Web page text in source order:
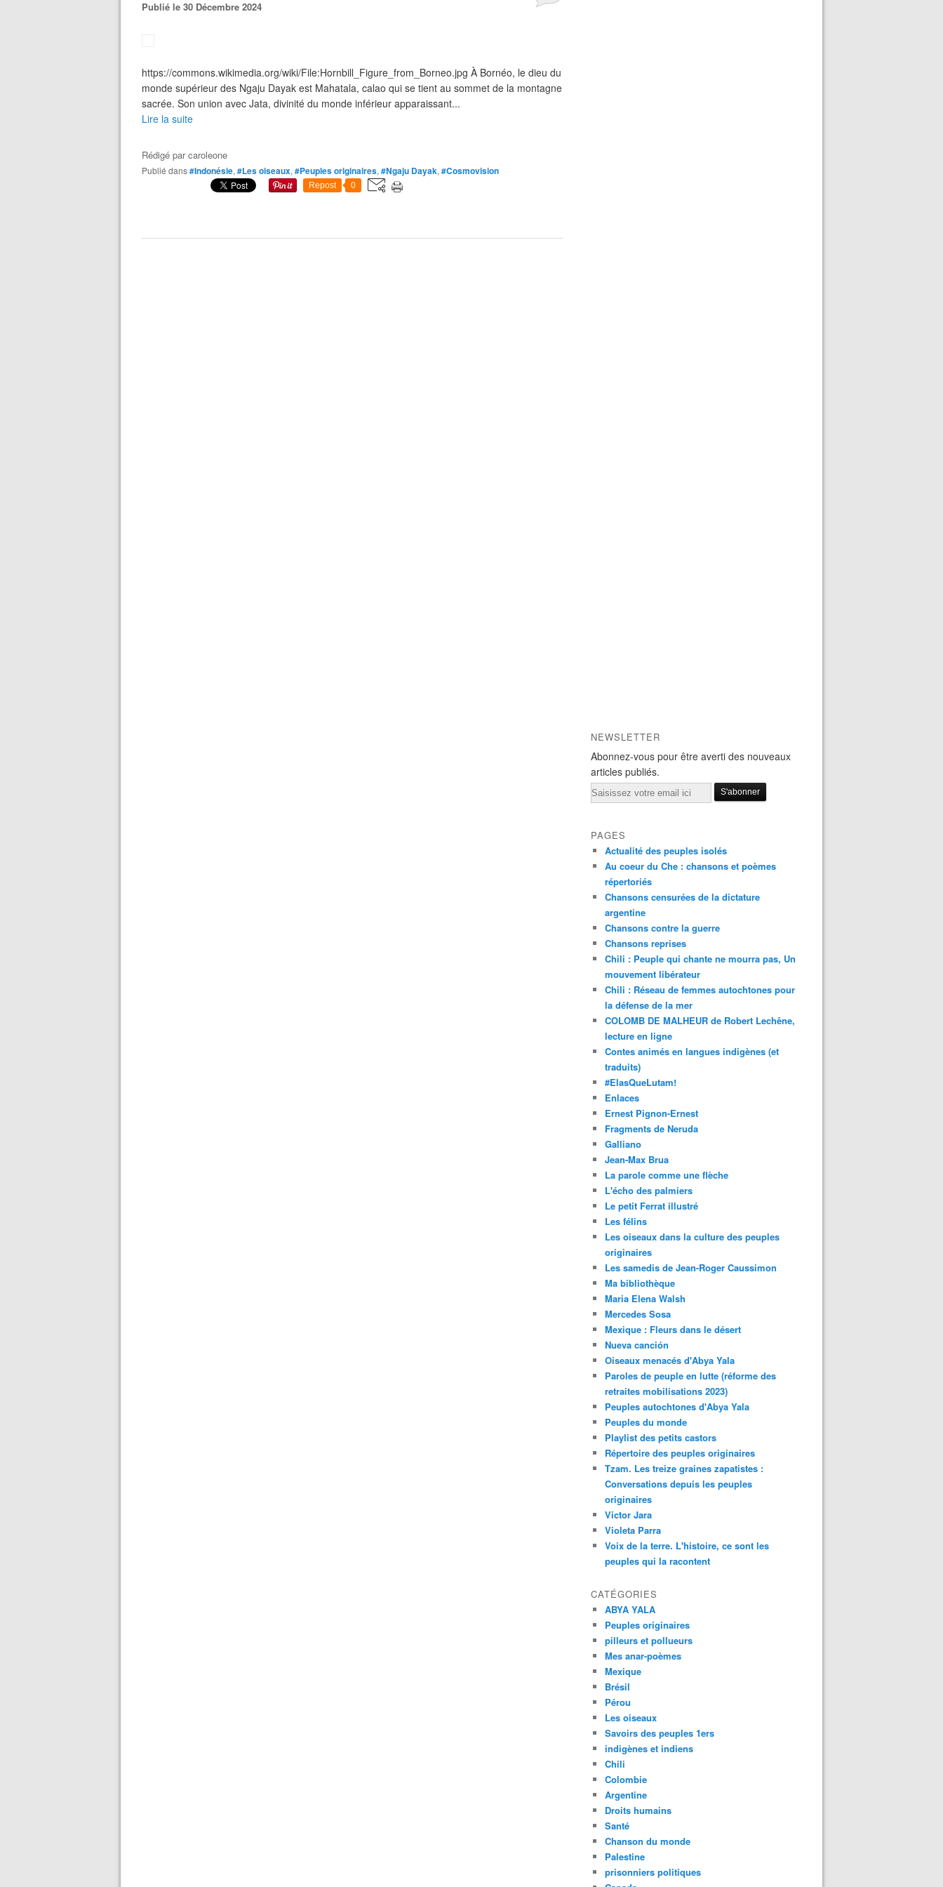
Publié le 30 Décembre 2024
https://commons.wikimedia.org/wiki/File:Hornbill_Figure_from_Borneo.jpg À Bornéo, le dieu du
monde supérieur des Ngaju Dayak est Mahatala, calao qui se tient au sommet de la montagne
sacrée. Son union avec Jata, divinité du monde inférieur apparaissant...
Lire la suite
Rédigé parcaroleone
Publié dans#Indonésie, #Les oiseaux, #Peuples originaires, #Ngaju Dayak, #Cosmovision
Repost 0
NEWSLETTER
Abonnez-vous pour être averti des nouveaux
articles publiés.
Email
PAGES
Actualité des peuples isolés
Au coeur du Che : chansons et poèmes
répertoriés
Chansons censurées de la dictature
argentine
Chansons contre la guerre
Chansons reprises
Chili : Peuple qui chante ne mourra pas, Un
mouvement libérateur
Chili : Réseau de femmes autochtones pour
la défense de la mer
COLOMB DE MALHEUR de Robert Lechêne,
lecture en ligne
Contes animés en langues indigènes (et
traduits)
#ElasQueLutam!
Enlaces
Ernest Pignon-Ernest
Fragments de Neruda
Galliano
Jean-Max Brua
La parole comme une flèche
L'écho des palmiers
Le petit Ferrat illustré
Les félins
Les oiseaux dans la culture des peuples
originaires
Les samedis de Jean-Roger Caussimon
Ma bibliothèque
Maria Elena Walsh
Mercedes Sosa
Mexique : Fleurs dans le désert
Nueva canción
Oiseaux menacés d'Abya Yala
Paroles de peuple en lutte (réforme des
retraites mobilisations 2023)
Peuples autochtones d'Abya Yala
Peuples du monde
Playlist des petits castors
Répertoire des peuples originaires
Tzam. Les treize graines zapatistes :
Conversations depuis les peuples
originaires
Victor Jara
Violeta Parra
Voix de la terre. L'histoire, ce sont les
peuples qui la racontent
CATÉGORIES
ABYA YALA
Peuples originaires
pilleurs et pollueurs
Mes anar-poèmes
Mexique
Brésil
Pérou
Les oiseaux
Savoirs des peuples 1ers
indigènes et indiens
Chili
Colombie
Argentine
Droits humains
Santé
Chanson du monde
Palestine
prisonniers politiques